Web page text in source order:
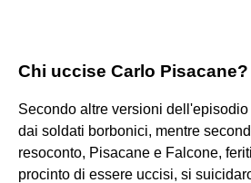
Chi uccise Carlo Pisacane?
Secondo altre versioni
dai soldati borbonici, mentre
resoconto, Pisacane e Falcone,
procinto di essere uccisi, si